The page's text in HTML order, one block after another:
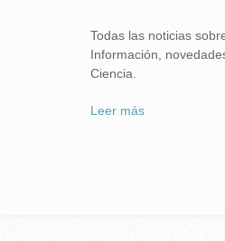
Todas las noticias
Información,
Ciencia.
Leer más